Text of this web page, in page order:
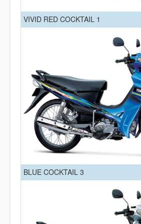
VIVID RED COCKTAIL 1
BLUE COCKTAIL 3